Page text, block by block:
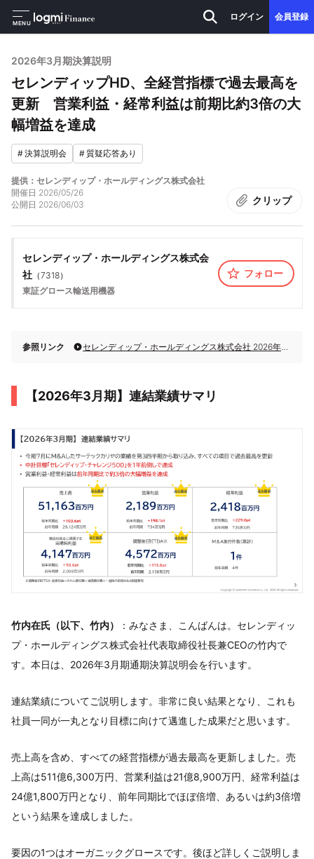
MENU
ログイン 会員登録
2026年3月期決算説明
セレンディップHD、全経営指標で過去最高を
更新 営業利益・経常利益は前期比約3倍の大
幅増益を達成
#決算説明会 #質疑応答あり
提供：セレンディップ・ホールディングス株式会社
開催日 2026/05/26
公開日 2026/06/03 クリップ
セレンディップ・ホールディングス株式会
社 （7318）
東証グロース輸送用機器
フォロー
参照リンク セレンディップ・ホールディングス株式会社 2026年3月期決算説明
【2026年3月期】連結業績サマリ
竹内在氏（以下、竹内）
：みなさま、こんばんは。セレンディッ
プ・ホールディングス株式会社代表取締役社長兼CEOの竹内で
す。本日は、2026年3月期通期決算説明会を行います。
連結業績についてご説明します。非常に良い結果となり、これも
社員一同が一丸となり目標に向けて邁進した成果だと思います。
売上高を含め、すべての経営指標が過去最高を更新しました。売
上高は511億6,300万円、営業利益は21億8,900万円、経常利益は
24億1,800万円となり、前年同期比でほぼ倍増、あるいは約3倍増
という結果を達成しました。
要因の1つはオーガニックグロースです。後ほど詳しくご説明しま